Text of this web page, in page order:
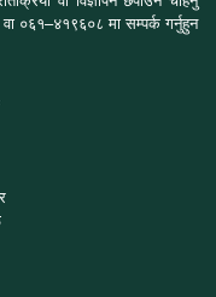
०६१–४१९६०८ मा सम्पर्क गर्नुहुन